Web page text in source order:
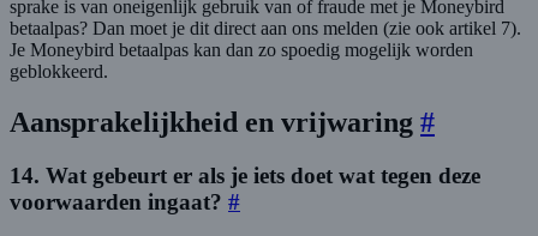
sprake is van oneigenlijk gebruik van of fraude met je Moneybird
betaalpas? Dan moet je dit direct aan ons melden (zie ook artikel 7).
Je Moneybird betaalpas kan dan zo spoedig mogelijk worden
geblokkeerd.
Aansprakelijkheid en vrijwaring #
14. Wat gebeurt er als je iets doet wat tegen deze
voorwaarden ingaat? #